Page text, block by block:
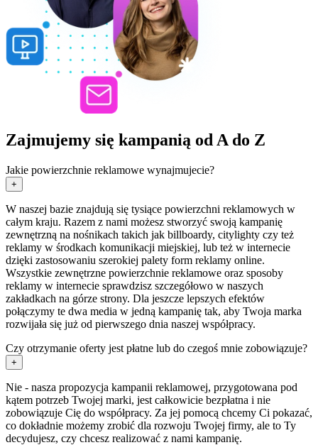
Zajmujemy się kampanią od A do Z
Jakie powierzchnie reklamowe wynajmujecie?
+
W naszej bazie znajdują się tysiące powierzchni reklamowych w
całym kraju. Razem z nami możesz stworzyć swoją kampanię
zewnętrzną na nośnikach takich jak billboardy, citylighty czy też
reklamy w środkach komunikacji miejskiej, lub też w internecie
dzięki zastosowaniu szerokiej palety form reklamy online.
Wszystkie zewnętrzne powierzchnie reklamowe oraz sposoby
reklamy w internecie sprawdzisz szczegółowo w naszych
zakładkach na górze strony. Dla jeszcze lepszych efektów
połączymy te dwa media w jedną kampanię tak, aby Twoja marka
rozwijała się już od pierwszego dnia naszej współpracy.
Czy otrzymanie oferty jest płatne lub do czegoś mnie zobowiązuje?
+
Nie - nasza propozycja kampanii reklamowej, przygotowana pod
kątem potrzeb Twojej marki, jest całkowicie bezpłatna i nie
zobowiązuje Cię do współpracy. Za jej pomocą chcemy Ci pokazać,
co dokładnie możemy zrobić dla rozwoju Twojej firmy, ale to Ty
decydujesz, czy chcesz realizować z nami kampanię.